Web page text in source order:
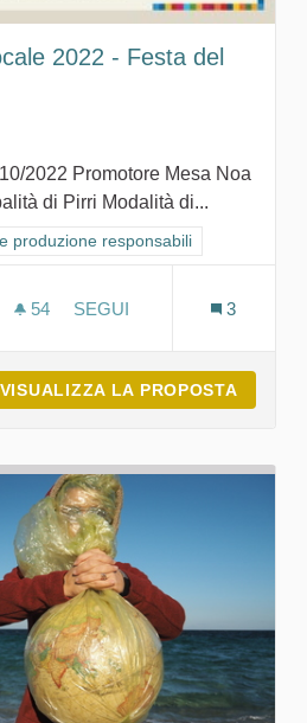
2022 - Festa del
2022 Promotore Mesa Noa
di Pirri Modalità di...
GOAL 12 - Consumo e
produzione responsabili
54 54 SOSTENITORI
SEGUI
3
VISUALIZZA LA PROPOSTA